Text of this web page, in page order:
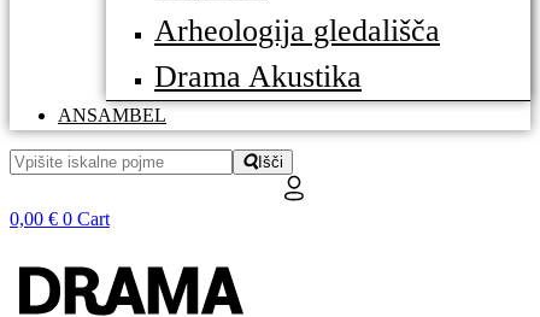
Arheologija gledališča
Drama Akustika
ANSAMBEL
Išči
0,00 € 0 Cart